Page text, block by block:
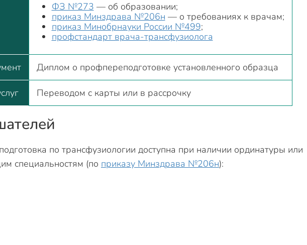
ФЗ №273 — об образовании;
приказ Минздрава №206н — о требованиях к врачам;
приказ Минобрнауки России №499;
профстандарт врача-трансфузиолога
Диплом о профпереподготовке установленного образца
Переводом с карты или в рассрочку
по трансфузиологии доступна при наличии ординатуры или
специальностям (по приказу Минздрава №206н):